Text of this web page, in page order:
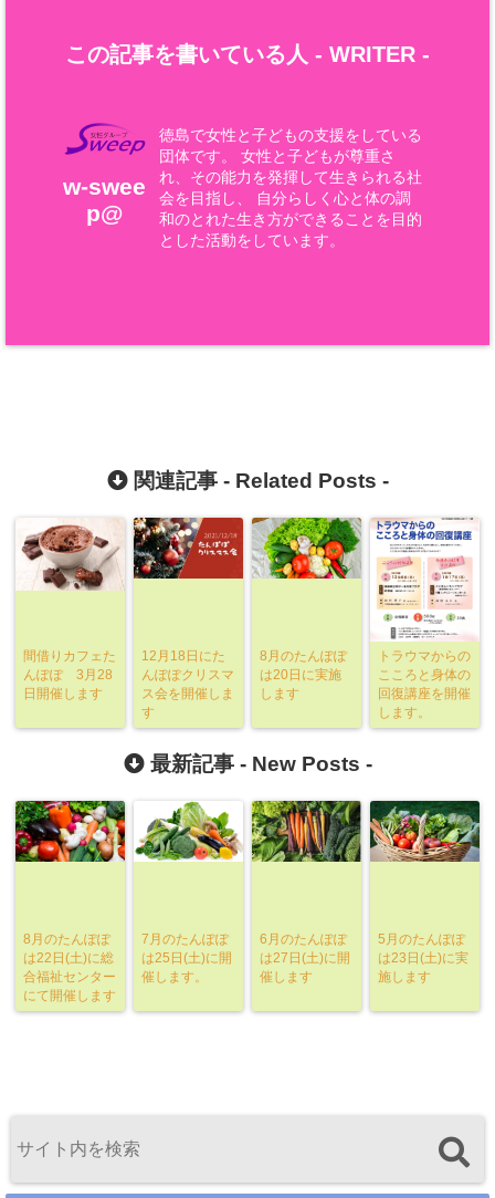
この記事を書いている人 - WRITER -
w-swee
p@
徳島で女性と子どもの支援をしている
団体です。 女性と子どもが尊重さ
れ、その能力を発揮して生きられる社
会を目指し、 自分らしく心と体の調
和のとれた生き方ができることを目的
とした活動をしています。
関連記事 - Related Posts -
間借りカフェた
んぽぽ 3月28
日開催します
12月18日にた
んぽぽクリスマ
ス会を開催しま
す
8月のたんぽぽ
は20日に実施
します
トラウマからの
こころと身体の
回復講座を開催
します。
最新記事 - New Posts -
8月のたんぽぽ
は22日(土)に総
合福祉センター
にて開催します
7月のたんぽぽ
は25日(土)に開
催します。
6月のたんぽぽ
は27日(土)に開
催します
5月のたんぽぽ
は23日(土)に実
施します